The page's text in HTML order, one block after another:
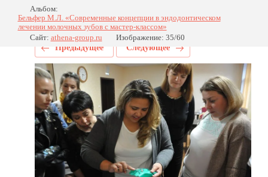
Альбом:
Бельфер М.Л. «Современные концепции в эндодонтическом
лечении молочных зубов с мастер-классом»
Сайт: athena-group.ru
Изображение: 35/60
Предыдущее
Следующее